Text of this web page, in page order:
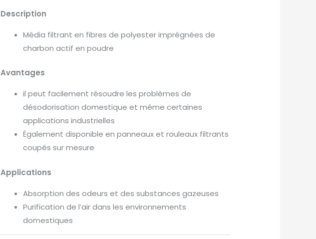
Description
Média filtrant en fibres de polyester imprégnées de
charbon actif en poudre
Avantages
il peut facilement résoudre les problèmes de
désodorisation domestique et même certaines
applications industrielles
Également disponible en panneaux et rouleaux filtrants
coupés sur mesure
Applications
Absorption des odeurs et des substances gazeuses
Purification de l’air dans les environnements
domestiques